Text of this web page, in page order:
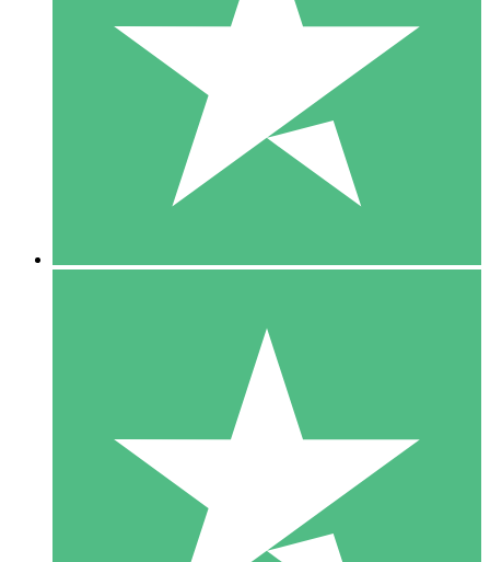
Payez à l'utilisation avec des crédits de téléchargement. Sans
1 Téléchargement
10 00
10 Téléchargements
20 00